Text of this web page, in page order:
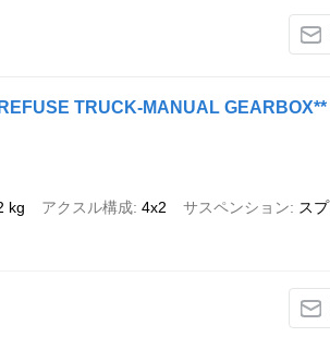
TRUCK-MANUAL GEARBOX**
kg アクスル構成 4x2 サスペンション ス